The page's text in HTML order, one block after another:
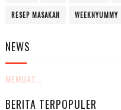
RESEP MASAKAN WEEKNYUMMY
NEWS
MEMUAT...
BERITA TERPOPULER